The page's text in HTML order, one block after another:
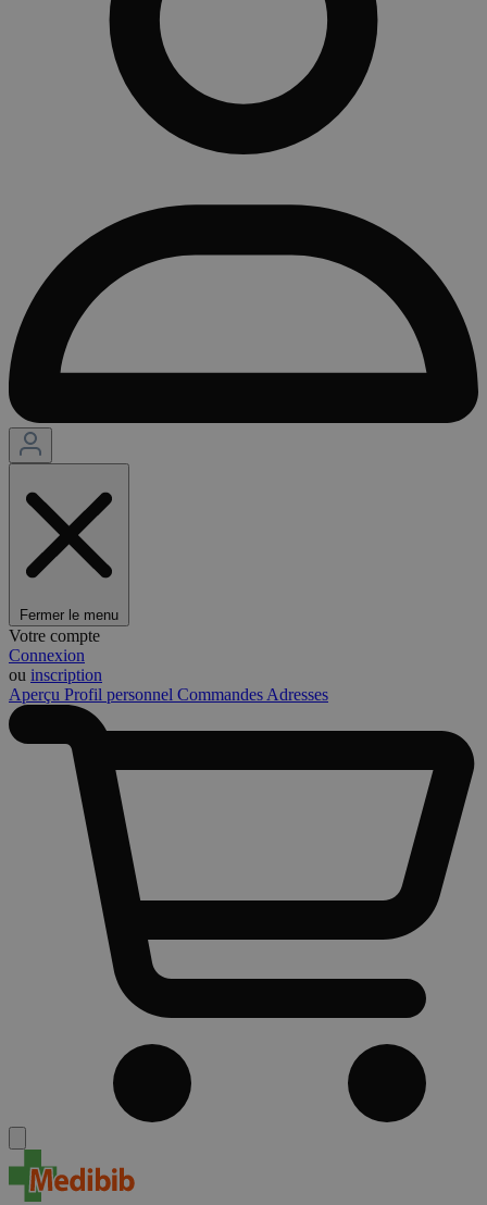
Fermer le menu
Votre compte
Connexion
ou inscription
Aperçu Profil personnel Commandes Adresses